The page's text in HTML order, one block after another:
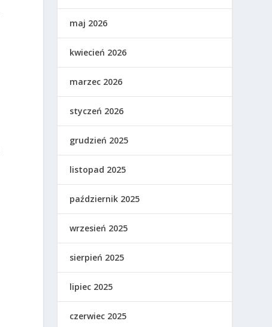
maj 2026
kwiecień 2026
marzec 2026
styczeń 2026
grudzień 2025
listopad 2025
październik 2025
wrzesień 2025
sierpień 2025
lipiec 2025
czerwiec 2025